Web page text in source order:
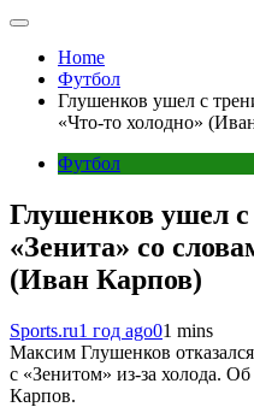
Home
Футбол
Глушенков ушел с
«Что-то холодно»
Футбол
Глушенков ушел
«Зенита» со
(Иван Карпов)
Sports.ru1 год ago01 mins
Максим Глушенков
с «Зенитом» из-за холода.
Карпов.